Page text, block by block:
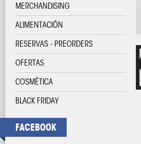
MERCHANDISING
ALIMENTACIÓN
RESERVAS - PREORDERS
OFERTAS
COSMÉTICA
BLACK FRIDAY
FACEBOOK